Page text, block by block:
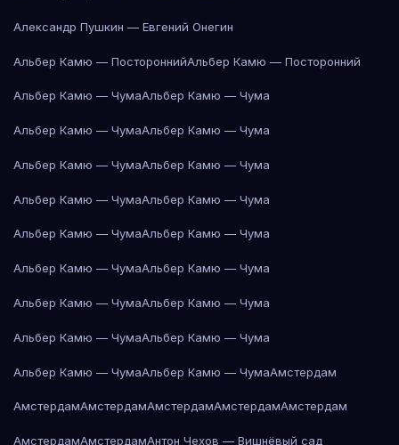
Александр Пушкин — Евгений Онегин
Альбер Камю — ПостороннийАльбер Камю — Посторонний
Альбер Камю — ЧумаАльбер Камю — Чума
Альбер Камю — ЧумаАльбер Камю — Чума
Альбер Камю — ЧумаАльбер Камю — Чума
Альбер Камю — ЧумаАльбер Камю — Чума
Альбер Камю — ЧумаАльбер Камю — Чума
Альбер Камю — ЧумаАльбер Камю — Чума
Альбер Камю — ЧумаАльбер Камю — Чума
Альбер Камю — ЧумаАльбер Камю — Чума
Альбер Камю — ЧумаАльбер Камю — ЧумаАмстердам
АмстердамАмстердамАмстердамАмстердамАмстердам
АмстердамАмстердамАнтон Чехов — Вишнёвый сад